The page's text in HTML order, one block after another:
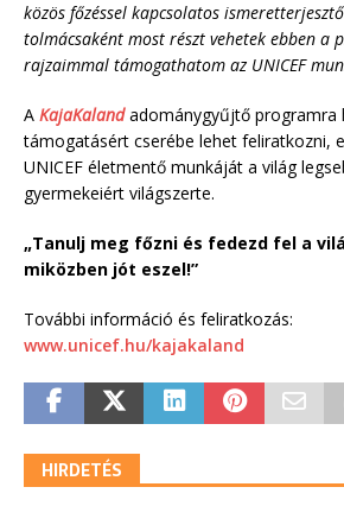
közös főzéssel kapcsolatos
tolmácsaként most részt vehetek ebben a
rajzaimmal támogathatom az UNICEF
A KajaKalandadománygyűjtő programra
támogatásért cserébe lehet feliratkozni,
UNICEF életmentő munkáját a világ
gyermekeiért világszerte.
„Tanulj meg főzni és fedezd fel a
miközben jót eszel!”
További információ és feliratkozás:
www.unicef.hu/kajakaland
HIRDETÉS